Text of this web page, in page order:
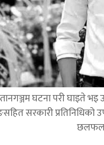
घटना परी घाइते भइ
सरकारी प्रतिनिधिको